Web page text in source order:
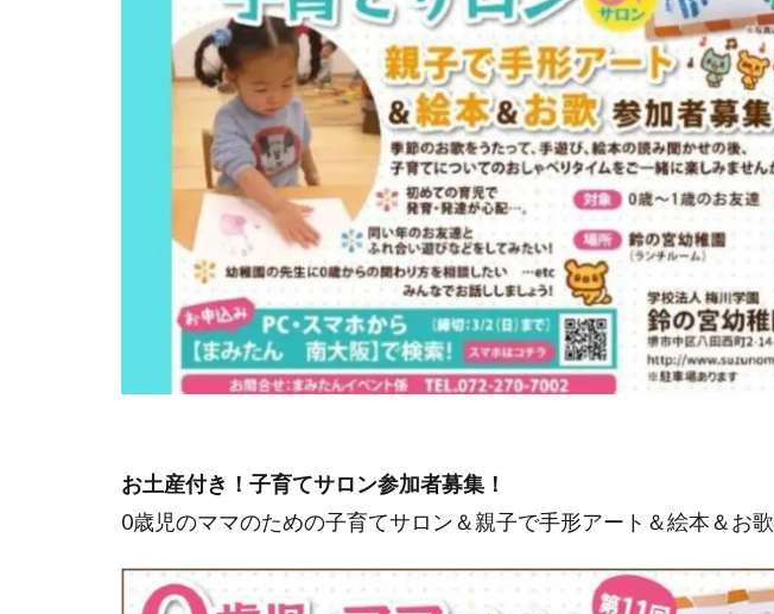
お土産付き！子育てサロン参加者募集！
0歳児のママのための子育てサロン＆親子で手形アート＆絵本＆お歌